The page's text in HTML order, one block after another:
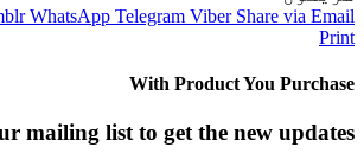
WhatsApp Telegram Viber Share via Email
Print
With Product You Purchase
mailing list to get the new updates!